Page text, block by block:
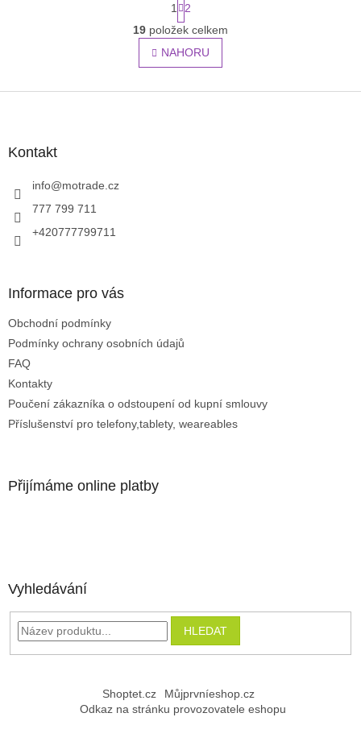
O
v
l
á
t
r
á
n
k
v
1
2
19 položek celkem
NAHORU
Kontakt
info@motrade.cz
777 799 711
+420777799711
Informace pro vás
Obchodní podmínky
Podmínky ochrany osobních údajů
FAQ
Kontakty
Poučení zákazníka o odstoupení od kupní smlouvy
Příslušenství pro telefony,tablety, weareables
Přijímáme online platby
Vyhledávání
HLEDAT
Shoptet.cz
Můjprvníeshop.cz
Odkaz na stránku provozovatele eshopu